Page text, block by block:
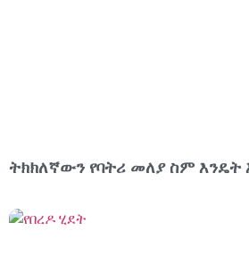
ትክክለኛውን የባትሪ መለያ ስም